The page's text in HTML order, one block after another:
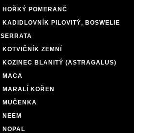
HOŘKÝ POMERANČ
KADIDLOVNÍK PILOVITÝ, BOSWELIE
SERRATA
KOTVIČNÍK ZEMNÍ
KOZINEC BLANITÝ (ASTRAGALUS)
MACA
MARALÍ KOŘEN
MUČENKA
NEEM
NOPAL